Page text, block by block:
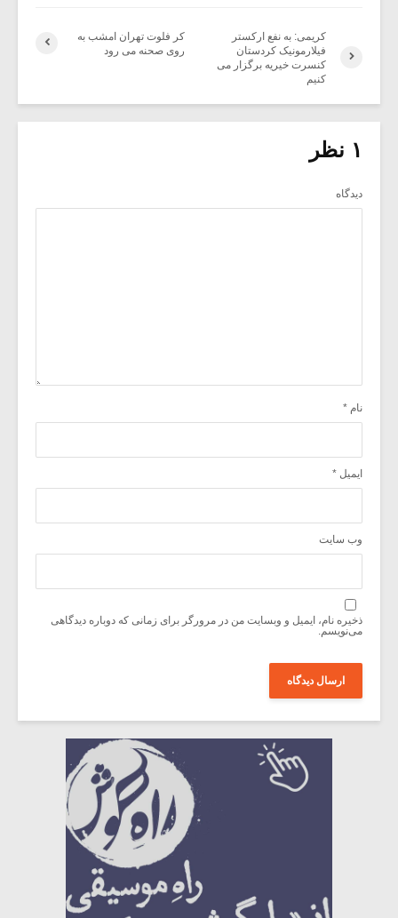
کر فلوت تهران امشب به
روی صحنه می رود
کریمی: به نفع ارکستر
فیلارمونیک کردستان
کنسرت خیریه برگزار می
کنیم
۱ نظر
دیدگاه
نام *
ایمیل *
وب‌ سایت
ذخیره نام، ایمیل و وبسایت من در مرورگر برای زمانی که دوباره دیدگاهی
می‌نویسم.